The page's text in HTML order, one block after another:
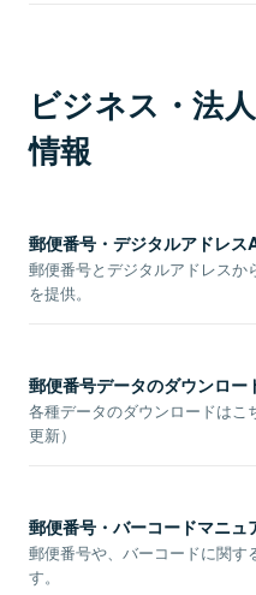
ビジネス・法
情報
郵便番号・デジタルアドレス
郵便番号とデジタルアドレスか
を提供。
郵便番号データのダウンロー
各種データのダウンロードはこ
更新）
郵便番号・バーコードマニュ
郵便番号や、バーコードに関す
す。